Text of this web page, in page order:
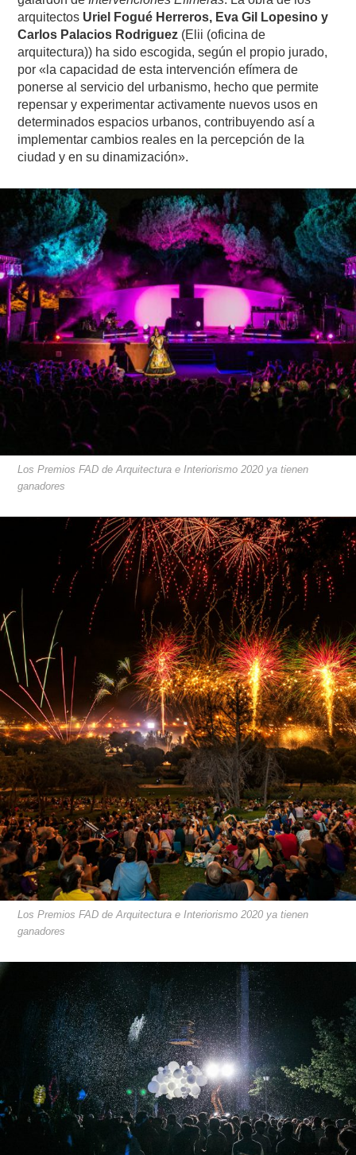
arquitectos Uriel Fogué Herreros, Eva Gil Lopesino y
Carlos Palacios Rodriguez (Elii (oficina de
arquitectura)) ha sido escogida, según el propio jurado,
por «la capacidad de esta intervención efímera de
ponerse al servicio del urbanismo, hecho que permite
repensar y experimentar activamente nuevos usos en
determinados espacios urbanos, contribuyendo así a
implementar cambios reales en la percepción de la
ciudad y en su dinamización».
Los Premios FAD de Arquitectura e Interiorismo 2020 ya tienen
ganadores
Los Premios FAD de Arquitectura e Interiorismo 2020 ya tienen
ganadores